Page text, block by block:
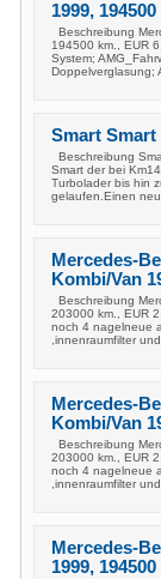
1999,
Beschreibung
194500 km., EUR
System;
Doppelverglasung;
Smart Smart
Beschreibung
Smart der bei
Turbolader bis hin
gelaufen.Einen
Mercedes-
Kombi/Van
Beschreibung
203000 km., EUR
noch 4 nagelneue
,innenraumfilter
Mercedes-
Kombi/Van
Beschreibung
203000 km., EUR
noch 4 nagelneue
,innenraumfilter
Mercedes-
1999,